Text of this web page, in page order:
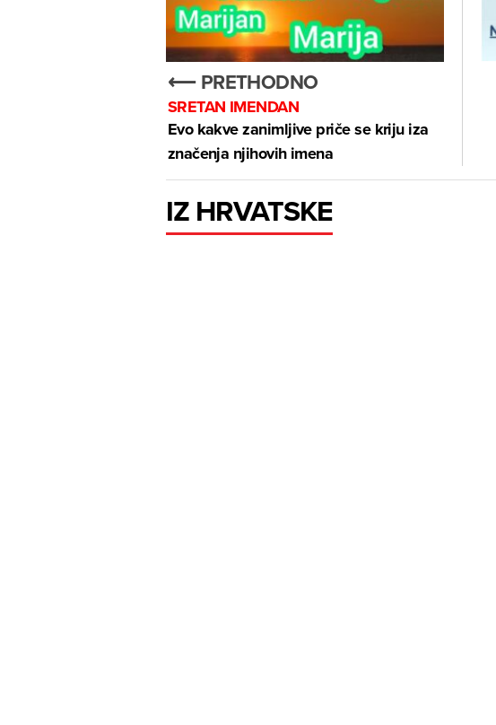
⟵ PRETHODNO
SRETAN IMENDAN
Evo kakve zanimljive priče se kriju iza
značenja njihovih imena
IZ HRVATSKE